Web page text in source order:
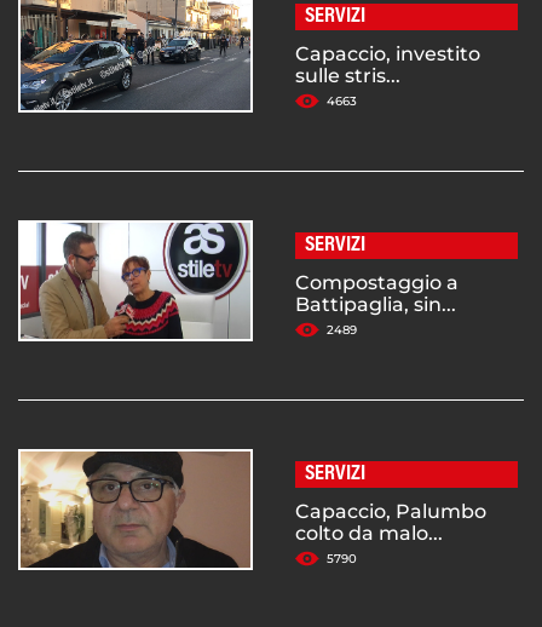
SERVIZI
Capaccio, investito
sulle stris...
4663
SERVIZI
Compostaggio a
Battipaglia, sin...
2489
SERVIZI
Capaccio, Palumbo
colto da malo...
5790